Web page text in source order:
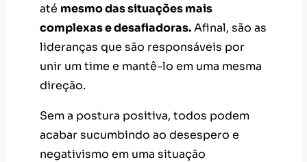
até mesmo das situações mais
complexas e desafiadoras.Afinal, são as
lideranças que são responsáveis por
unir um time e mantê-lo em uma mesma
direção.
Sem a postura positiva, todos podem
acabar sucumbindo ao desespero e
negativismo em uma situação